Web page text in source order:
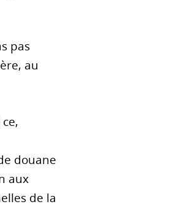
pas
au
douane
aux
de la